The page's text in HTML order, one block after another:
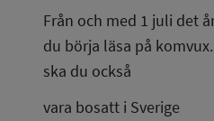
Från och med 1 juli det
du börja läsa på
ska du också
vara bosatt i Sverige